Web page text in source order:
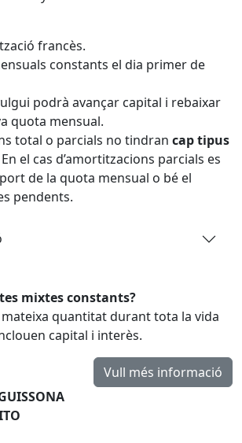
francès.
constants el dia primer de
podrà avançar capital i rebaixar
quota mensual.
total o parcials no tindran cap tipus
En el cas d’amortitzacions parcials es
de la quota mensual o bé el
pendents.
mixtes constants?
quantitat durant tota la vida
capital i interès.